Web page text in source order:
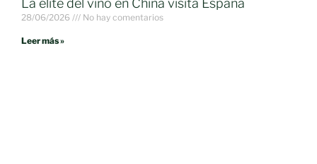
La élite del vino en China visita España
28/06/2026 No hay comentarios
Leer más »